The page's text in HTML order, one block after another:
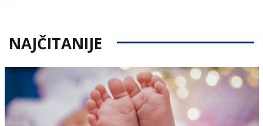
NAJČITANIJE